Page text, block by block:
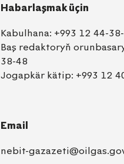
Habarlaşmak üçin
Kabulhana: +993 12 44-
Baş redaktoryň
38-48
Jogapkär kätip: +993 12
Email
nebit-